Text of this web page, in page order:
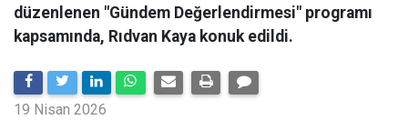
düzenlenen "Gündem Değerlendirmesi" programı
kapsamında, Rıdvan Kaya konuk edildi.
19 Nisan 2026